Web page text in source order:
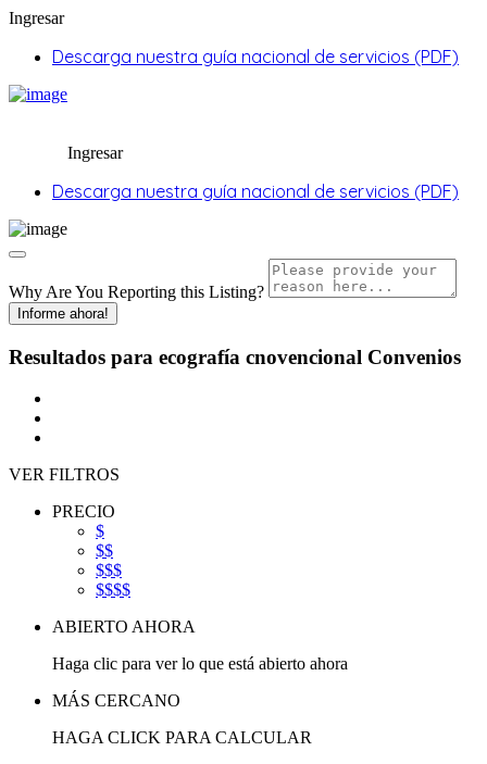
Ingresar
Descarga nuestra guía nacional de servicios (PDF)
Ingresar
Descarga nuestra guía nacional de servicios (PDF)
Why Are You Reporting this Listing?
Informe ahora!
Resultados para ecografía cnovencional Convenios
VER FILTROS
PRECIO
$
$$
$$$
$$$$
ABIERTO AHORA
Haga clic para ver lo que está abierto ahora
MÁS CERCANO
HAGA CLICK PARA CALCULAR